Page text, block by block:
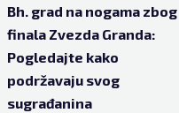
Bh. grad na nogama zbog
finala Zvezda Granda:
Pogledajte kako
podržavaju svog
sugrađanina